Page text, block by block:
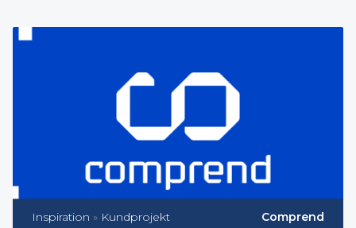
Inspiration » Kundprojekt Comprend